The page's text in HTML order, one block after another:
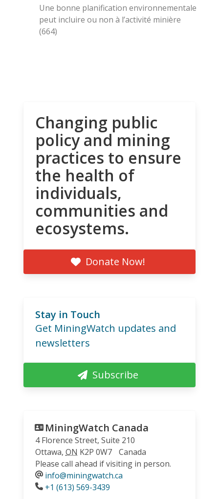
Une bonne planification environnementale
peut incluire ou non à l’activité minière
(664)
Changing public
policy and mining
practices to ensure
the health of
individuals,
communities and
ecosystems.
Donate Now!
Stay in Touch
Get MiningWatch updates and
newsletters
Subscribe
MiningWatch Canada
4 Florence Street, Suite 210
Ottawa, ON K2P 0W7
Canada
Please call ahead if visiting in person.
info@miningwatch.ca
Phone
+1 (613) 569-3439